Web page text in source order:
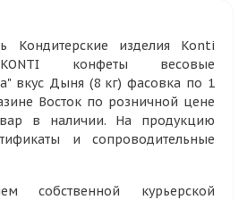
Кондитерские изделия Konti
конфеты весовые
вкус Дыня (8 кг) фасовка по 1
Восток по розничной цене
в наличии. На продукцию
и сопроводительные
собственной курьерской